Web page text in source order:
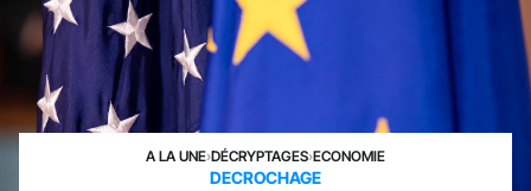
A LA UNE›DÉCRYPTAGES›ECONOMIE
DECROCHAGE